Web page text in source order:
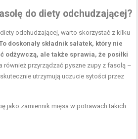
do diety odchudzającej?
odchudzającej, warto skorzystać z kilku
doskonały składnik sałatek, który nie
odżywczą, ale także sprawia, że posiłki
również przyrządzać pyszne zupy z fasolą –
utrzymują uczucie sytości przez
jako zamiennik mięsa w potrawach takich